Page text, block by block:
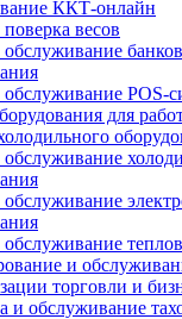
ККТ-онлайн
весов
POS-
для
и
торговли и
и обслуживание